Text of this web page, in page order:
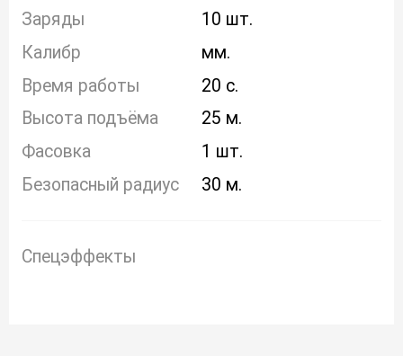
Заряды
10 шт.
Калибр
мм.
Время работы
20 с.
Высота подъёма
25 м.
Фасовка
1 шт.
Безопасный радиус
30 м.
Спецэффекты